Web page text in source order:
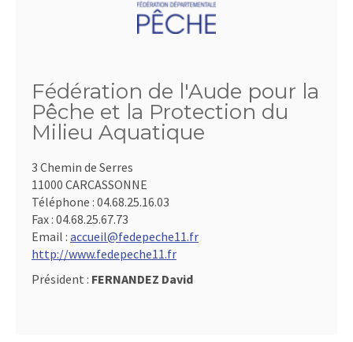
Fédération de l'Aude pour la
Pêche et la Protection du
Milieu Aquatique
3 Chemin de Serres
11000 CARCASSONNE
Téléphone : 04.68.25.16.03
Fax : 04.68.25.67.73
Email : accueil@fedepeche11.fr
http://www.fedepeche11.fr
Président : FERNANDEZ David